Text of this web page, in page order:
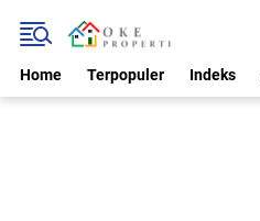
Home Terpopuler Indeks